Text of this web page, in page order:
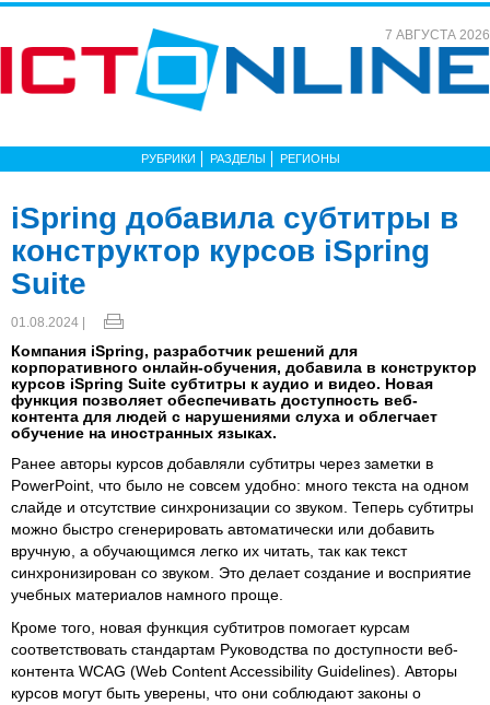
7 АВГУСТА 2026
РУБРИКИ РАЗДЕЛЫ РЕГИОНЫ
iSpring добавила субтитры в
конструктор курсов iSpring
Suite
01.08.2024 |
Компания iSpring, разработчик решений для
корпоративного онлайн-обучения, добавила в конструктор
курсов iSpring Suite субтитры к аудио и видео. Новая
функция позволяет обеспечивать доступность веб-
контента для людей с нарушениями слуха и облегчает
обучение на иностранных языках.
Ранее авторы курсов добавляли субтитры через заметки в
PowerPoint, что было не совсем удобно: много текста на одном
слайде и отсутствие синхронизации со звуком. Теперь субтитры
можно быстро сгенерировать автоматически или добавить
вручную, а обучающимся легко их читать, так как текст
синхронизирован со звуком. Это делает создание и восприятие
учебных материалов намного проще.
Кроме того, новая функция субтитров помогает курсам
соответствовать стандартам Руководства по доступности веб-
контента WCAG (Web Content Accessibility Guidelines). Авторы
курсов могут быть уверены, что они соблюдают законы о